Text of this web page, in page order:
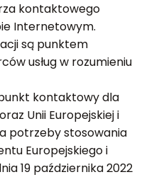
kontaktowego
Internetowym.
są punktem
usług w rozumieniu
kontaktowy dla
Unii Europejskiej i
potrzeby stosowania
Europejskiego i
19 października 2022